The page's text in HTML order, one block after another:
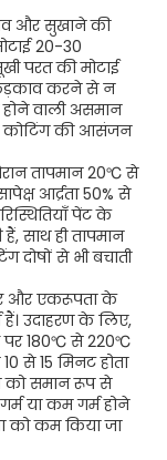
और सुखाने की
20-30
परत की मोटाई
करने से न
वाली असमान
कोटिंग की आसंजन
तापमान 20℃ से
आर्द्रता 50% से
पेंट के
साथ ही तापमान
दोषों से भी बचाती
और एकरूपता के
उदाहरण के लिए,
पर 180℃ से 220℃
से 15 मिनट होता
को समान रूप से
या कम गर्म होने
को कम किया जा